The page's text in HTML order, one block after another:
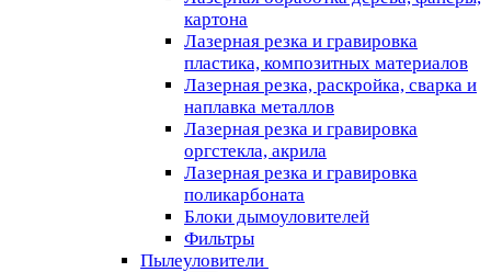
картона
Лазерная резка и гравировка
пластика, композитных материалов
Лазерная резка, раскройка, сварка и
наплавка металлов
Лазерная резка и гравировка
оргстекла, акрила
Лазерная резка и гравировка
поликарбоната
Блоки дымоуловителей
Фильтры
Пылеуловители